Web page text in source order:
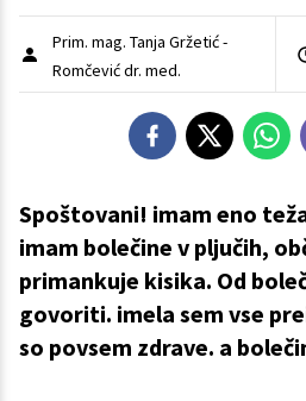
Prim. mag. Tanja Gržetić -
Romčević dr. med.
Spoštovani! imam eno
imam bolečine v pljučih,
primankuje kisika. Od
govoriti. imela sem vse
so povsem zdrave. a